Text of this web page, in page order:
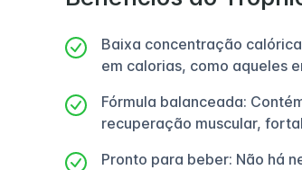
Baixa concentração
em calorias, como aqueles
Fórmula balanceada:
recuperação muscular,
Pronto para beber: Não há